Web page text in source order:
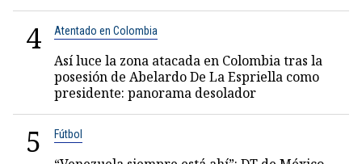
4 Atentado en Colombia
Así luce la zona atacada en Colombia tras la
posesión de Abelardo De La Espriella como
presidente: panorama desolador
5 Fútbol